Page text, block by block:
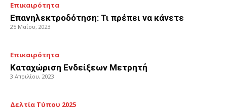
Επικαιρότητα
Επανηλεκτροδότηση: Τι πρέπει να κάνετε
25 Μαΐου, 2023
Επικαιρότητα
Καταχώριση Ενδείξεων Μετρητή
3 Απριλίου, 2023
Δελτία Τύπου 2025